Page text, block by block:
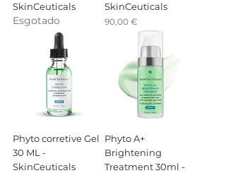
SkinCeuticals
Esgotado
SkinCeuticals
Preço
90,00 €
Phyto corretive Gel
30 ML -
SkinCeuticals
Phyto A+
Brightening
Treatment 30ml -